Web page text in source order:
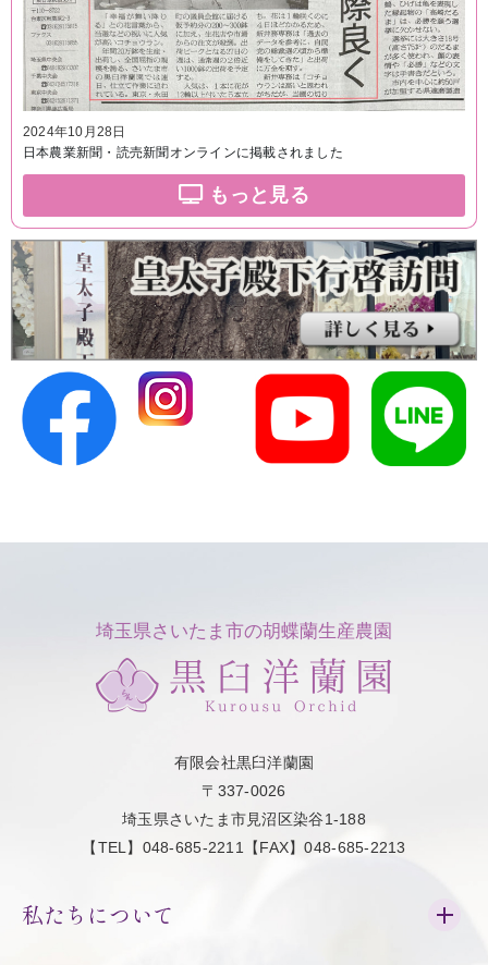
2024年10月28日
日本農業新聞・読売新聞オンラインに掲載されました
もっと見る
埼玉県さいたま市の胡蝶蘭生産農園
有限会社黒臼洋蘭園
〒337-0026
埼玉県さいたま市見沼区染谷1-188
【TEL】048-685-2211【FAX】048-685-2213
私たちについて